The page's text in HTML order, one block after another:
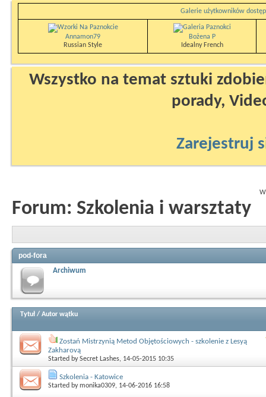
Galerie użytkowników
Annamon79
Russian Style
Bożena P
Idealny French
Wszystko na temat sztuki
porady,
Zarejestruj
Forum: Szkolenia i warsztaty
pod-fora
Archiwum
Tytuł / Autor wątku
Zostań Mistrzynią Metod Objętościowych - szkolenie z Lesyą
Zakharovą
Started bySecret Lashes, 14-05-2015 10:35
Szkolenia - Katowice
Started bymonika0309, 14-06-2016 16:58